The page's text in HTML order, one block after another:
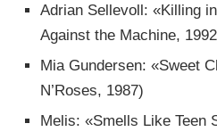
Adrian Sellevoll: «Killing
Against the Machine,
Mia Gundersen: «Sweet
N’Roses, 1987)
Melis: «Smells Like Teen